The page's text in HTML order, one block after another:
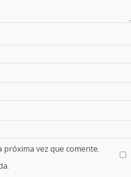
vez que comente.